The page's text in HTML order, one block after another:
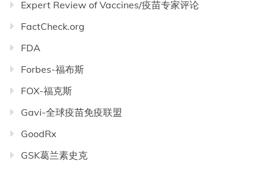
Expert Review of Vaccines/疫苗专家评论
FactCheck.org
FDA
Forbes-福布斯
FOX-福克斯
Gavi-全球疫苗免疫联盟
GoodRx
GSK葛兰素史克